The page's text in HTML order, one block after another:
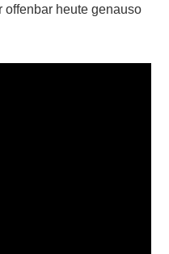
offenbar heute genauso